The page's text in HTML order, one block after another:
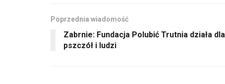
Poprzednia wiadomość
Zabrnie: Fundacja Polubić Trutnia działa dla
pszczół i ludzi